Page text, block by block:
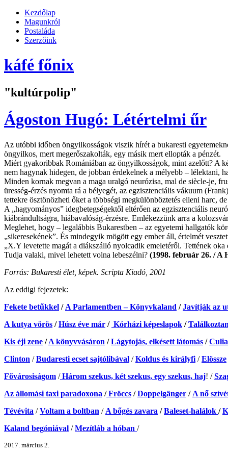
Kezdőlap
Magunkról
Postaláda
Szerzőink
káfé főnix
"kultúrpolip"
Ágoston Hugó: Létértelmi űr
Az utóbbi időben öngyilkosságok viszik hírét a bukaresti
öngyilkos, mert megerőszakolták, egy másik mert ellopták a pénzét.
Miért gyakoribbak Romániában az öngyilkosságok, mint azelőtt? A
nem hagynak hidegen, de jobban érdekelnek a mélyebb – lélektani,
Minden kornak megvan a maga uralgó neurózisa, mal de siècle-je,
üresség-érzés nyomta rá a bélyegét, az egzisztenciális vákuum
tettekre ösztönözheti őket a többségi megkülönböztetés elleni harc,
A „hagyományos” idegbetegségektől eltérően az egzisztenciális
kiábrándultságra, hiábavalóság-érzésre. Emlékezzünk arra a
Meglehet, hogy – legalábbis Bukarestben – az egyetemi hallgatók
„sikeresekének”. És mindegyik mögött egy ember áll, értelmét
„X.Y levetette magát a diákszálló nyolcadik emeletéről. Tettének
Tudja valaki, mivel lehetett volna lebeszélni? (1998. február 26. / A
Forrás: Bukaresti élet, képek. Scripta Kiadó, 2001
Az eddigi fejezetek:
Fekete betűkkel / A Parlamentben – Könyvkaland /Javítják az
A kutya vörös /Húsz éve már / Kórházi képeslapok /
Kis éji zene /A könyvvásáron /Lágytojás, elkésett látomás /
Clinton /Budaresti ecset sajtólibával /Koldus és királyfi /Elössze
Fővárosiságom /Három szekus, két szekus, egy szekus, haj! /
Az állomási taxi paradoxona /Fröccs /Doppelgänger / A nő
Tévévita /Voltam a boltban / A bőgés zavara /Baleset-halálok /
Kaland begóniával /Mezítláb a hóban /
2017. március 2.